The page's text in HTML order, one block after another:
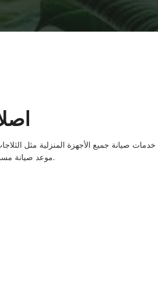
خدمات صيانة جميع الأجهزة المنزلية مثل
موعد صيانة مسبقًا لضمان تلقي الخدمة في الوقت المناسب الذي يناسبك.